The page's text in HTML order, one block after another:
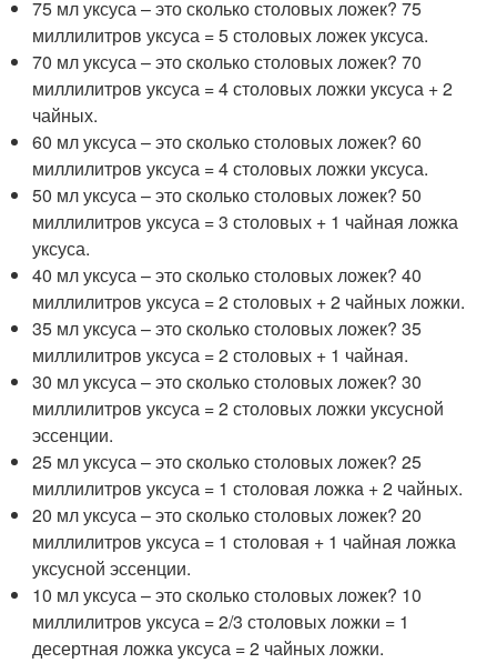
75 мл уксуса – это сколько столовых ложек? 75
миллилитров уксуса = 5 столовых ложек уксуса.
70 мл уксуса – это сколько столовых ложек? 70
миллилитров уксуса = 4 столовых ложки уксуса + 2
чайных.
60 мл уксуса – это сколько столовых ложек? 60
миллилитров уксуса = 4 столовых ложки уксуса.
50 мл уксуса – это сколько столовых ложек? 50
миллилитров уксуса = 3 столовых + 1 чайная ложка
уксуса.
40 мл уксуса – это сколько столовых ложек? 40
миллилитров уксуса = 2 столовых + 2 чайных ложки.
35 мл уксуса – это сколько столовых ложек? 35
миллилитров уксуса = 2 столовых + 1 чайная.
30 мл уксуса – это сколько столовых ложек? 30
миллилитров уксуса = 2 столовых ложки уксусной
эссенции.
25 мл уксуса – это сколько столовых ложек? 25
миллилитров уксуса = 1 столовая ложка + 2 чайных.
20 мл уксуса – это сколько столовых ложек? 20
миллилитров уксуса = 1 столовая + 1 чайная ложка
уксусной эссенции.
10 мл уксуса – это сколько столовых ложек? 10
миллилитров уксуса = 2/3 столовых ложки = 1
десертная ложка уксуса = 2 чайных ложки.